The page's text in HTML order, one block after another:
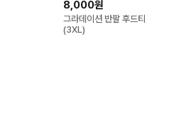
8,000원
그라데이션 반팔 후드티
(3XL)